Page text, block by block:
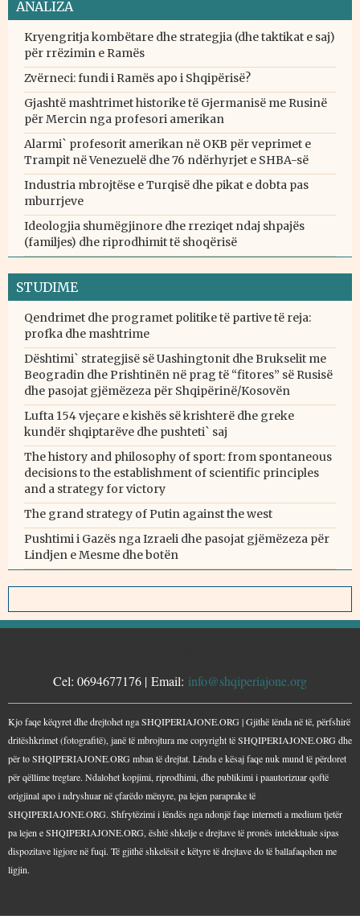
ANALIZA
Kryengritja kombëtare dhe strategjia (dhe taktikat e saj)
për rrëzimin e Ramës
Zvërneci: fundi i Ramës apo i Shqipërisë?
Gjashtë mashtrimet historike të Gjermanisë me Rusinë
për Mercin nga profesori amerikan
Alarmi` profesorit amerikan në OKB për veprimet e
Trampit në Venezuelë dhe 76 ndërhyrjet e SHBA-së
Industria mbrojtëse e Turqisë dhe pikat e dobta pas
mburrjeve
Ideologjia shumëgjinore dhe rreziqet ndaj shpajës
(familjes) dhe riprodhimit të shoqërisë
STUDIME
Qendrimet dhe programet politike të partive të reja:
profka dhe mashtrime
Dështimi` strategjisë së Uashingtonit dhe Brukselit me
Beogradin dhe Prishtinën në prag të “fitores” së Rusisë
dhe pasojat gjëmëzeza për Shqipërinë/Kosovën
Lufta 154 vjeçare e kishës së krishterë dhe greke
kundër shqiptarëve dhe pushteti` saj
The history and philosophy of sport: from spontaneous
decisions to the establishment of scientific principles
and a strategy for victory
The grand strategy of Putin against the west
Pushtimi i Gazës nga Izraeli dhe pasojat gjëmëzeza për
Lindjen e Mesme dhe botën
Cel: 0694677176 | Email: info@shqiperiajone.org
Kjo faqe këqyret dhe drejtohet nga SHQIPERIAJONE.ORG | Gjithë lënda në të, përfshirë
dritëshkrimet (fotografitë), janë të mbrojtura me copyright të SHQIPERIAJONE.ORG dhe
për to SHQIPERIAJONE.ORG mban të drejtat. Lënda e kësaj faqe nuk mund të përdoret
për qëllime tregtare. Ndalohet kopjimi, riprodhimi, dhe publikimi i paautorizuar qoftë
origjinal apo i ndryshuar në çfarëdo mënyre, pa lejen paraprake të
SHQIPERIAJONE.ORG. Shfrytëzimi i lëndës nga ndonjë faqe interneti a medium tjetër
pa lejen e SHQIPERIAJONE.ORG, është shkelje e drejtave të pronës intelektuale sipas
dispozitave ligjore në fuqi. Të gjithë shkelësit e këtyre të drejtave do të ballafaqohen me
ligjin.